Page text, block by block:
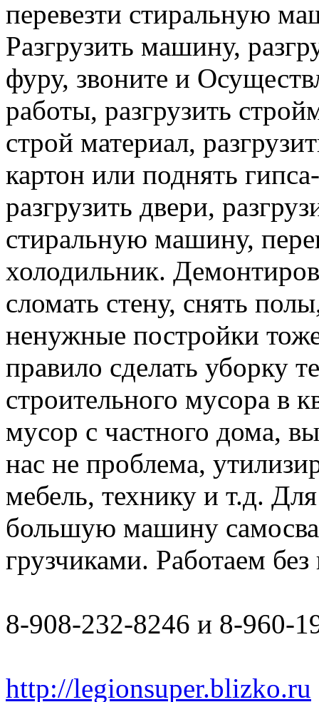
перевезти стиральную
Разгрузить машину,
фуру, звоните и
работы, разгрузить
строй материал,
картон или поднять
разгрузить двери,
стиральную машину,
холодильник.
сломать стену, снять
ненужные постройки
правило сделать уборку
строительного мусора в
мусор с частного дома,
нас не проблема,
мебель, технику и т.д.
большую машину
грузчиками. Работаем
8-908-232-8246 и 8-960-
http://legionsuper.blizko.ru